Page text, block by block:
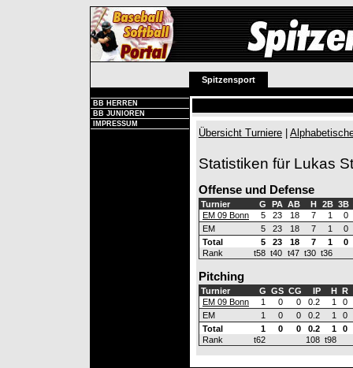
Spitzensport
BB HERREN
BB JUNIOREN
IMPRESSUM
Übersicht Turniere
Statistiken für Lukas
Offense und Defense
Turnier G PA AB H 2B 3B
EM 09 Bonn
5 23 18 7 1
0
EM
5 23 18 7 1
0
Total
5 23 18 7 1
0
Rank
t58 t40 t47 t30 t36
Pitching
Turnier G GS CG IP H R
EM 09 Bonn
1 0 0 0.2 1
0
EM
1 0 0 0.2 1
0
Total
1 0 0 0.2 1
0
Rank
t62 108 t98